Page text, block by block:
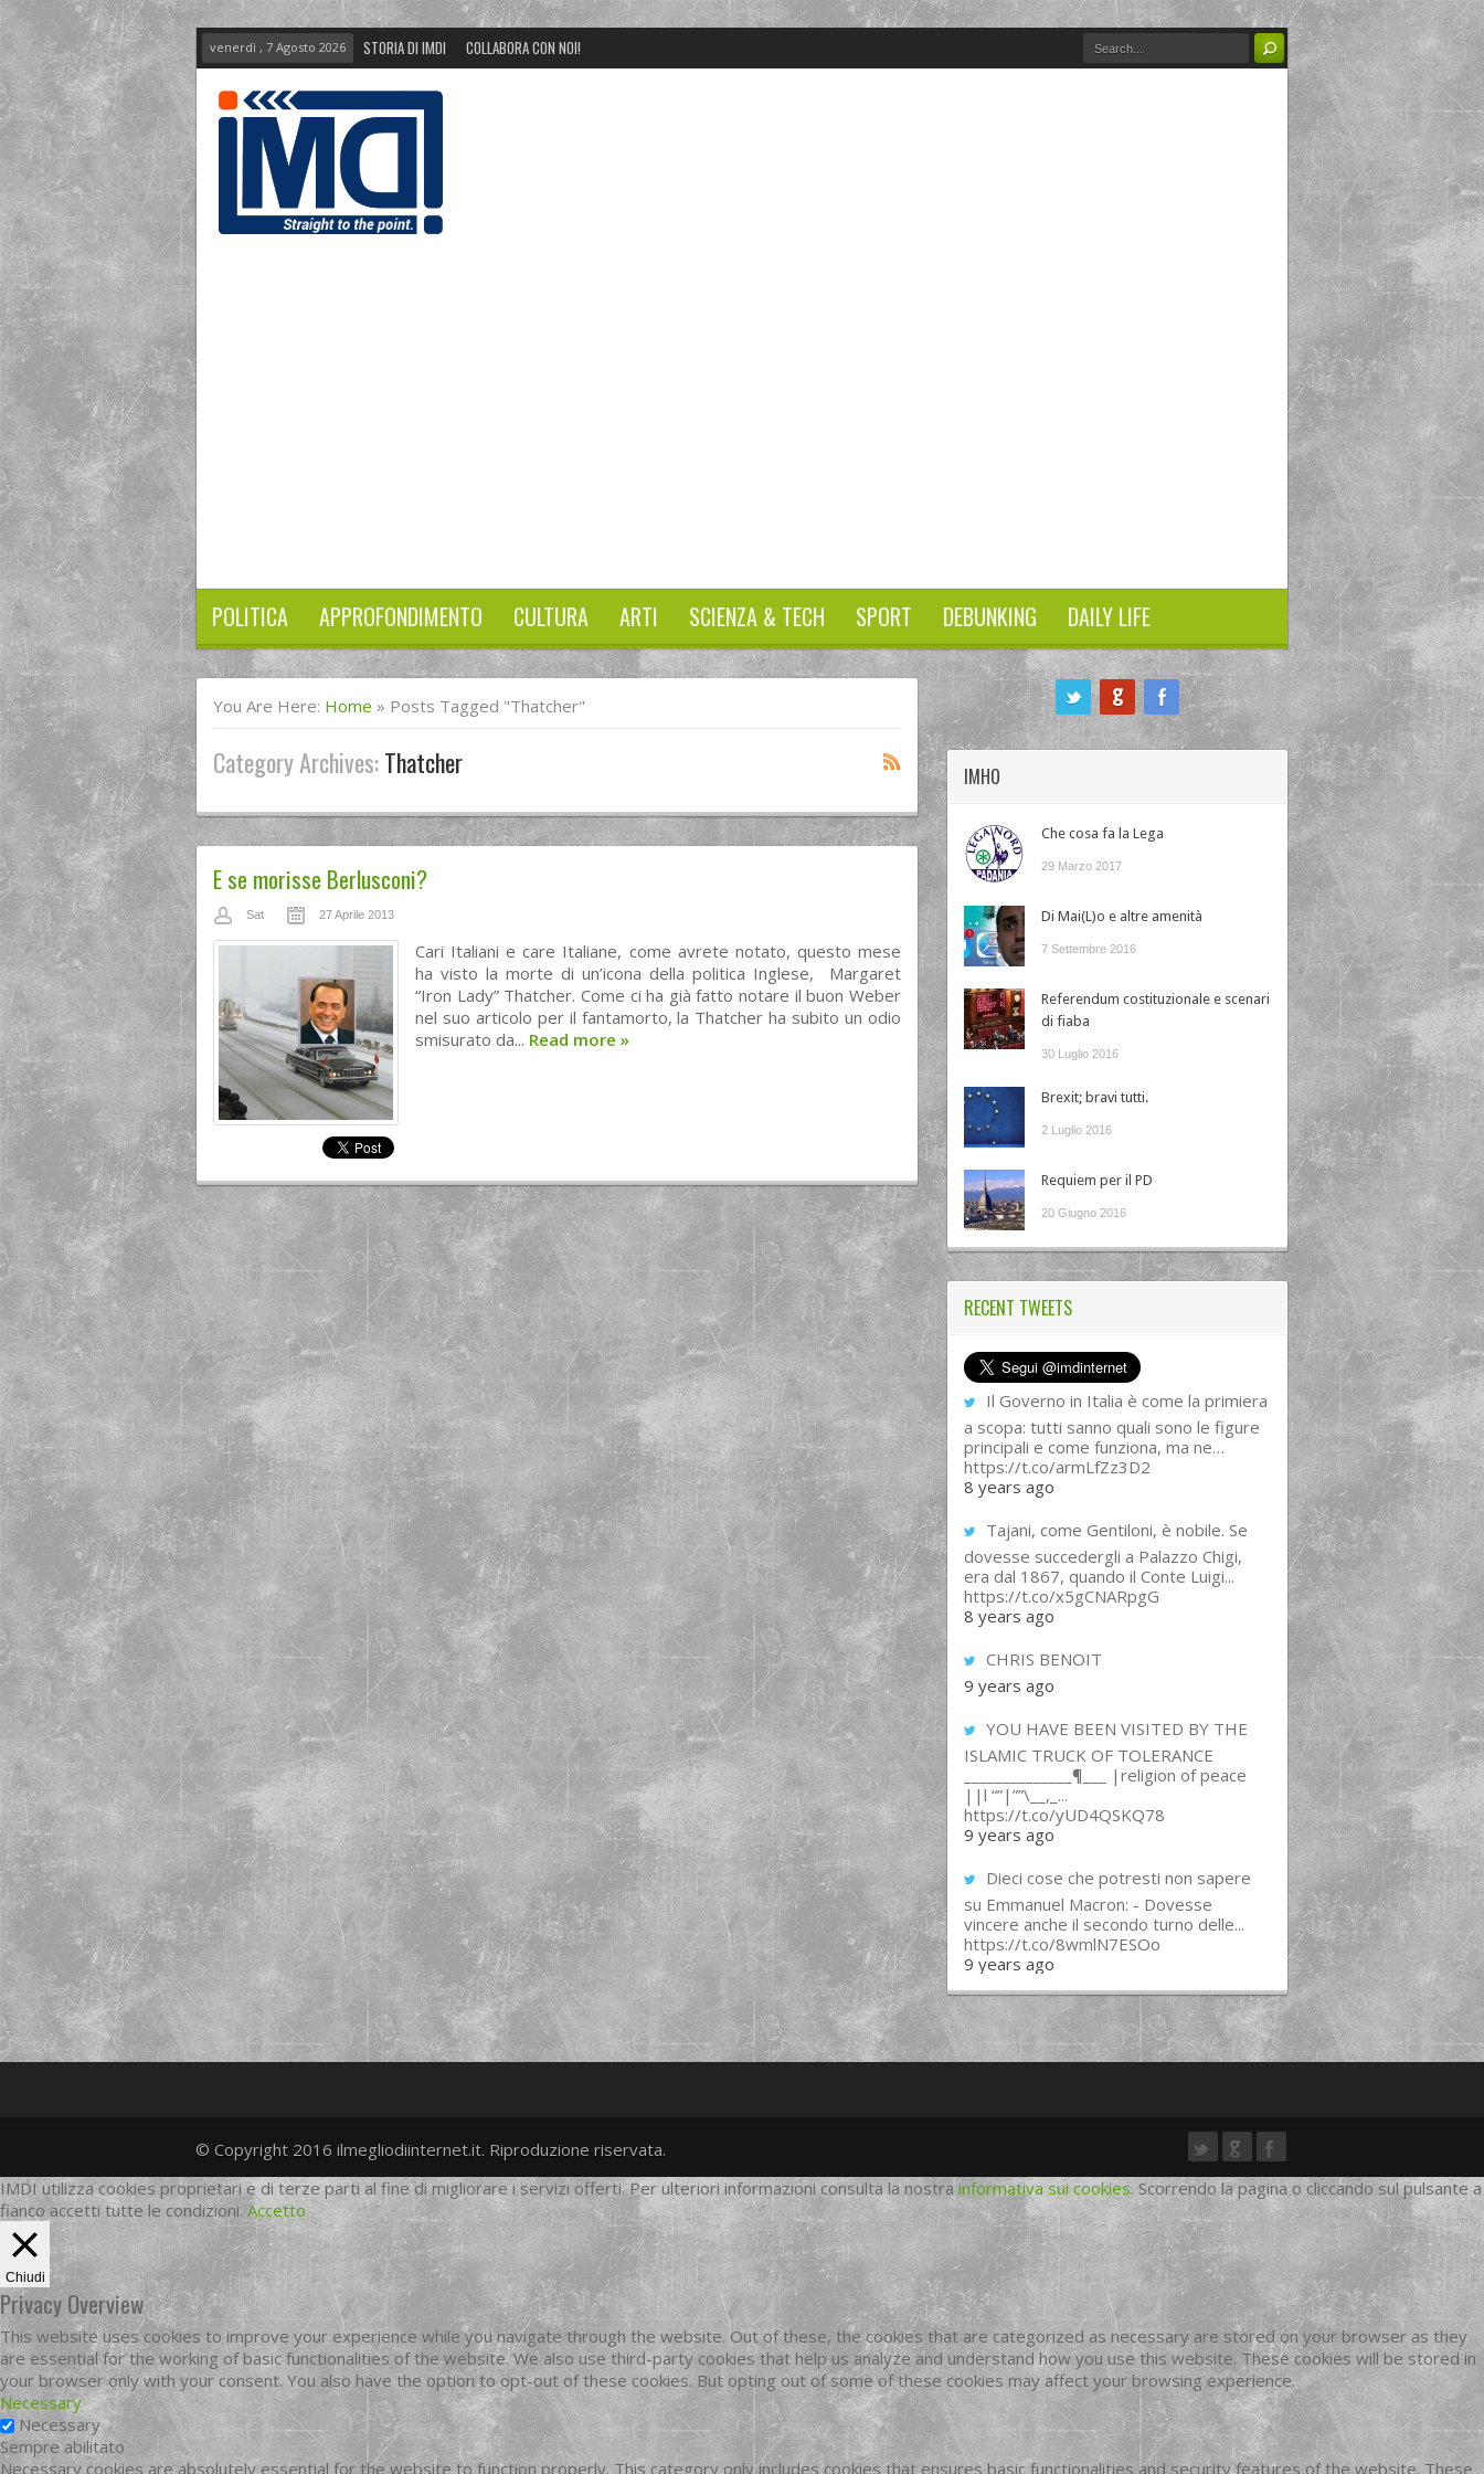
venerdì , 7 Agosto 2026 STORIA DI IMDI COLLABORA CON NOI!
POLITICA APPROFONDIMENTO CULTURA ARTI SCIENZA & TECH SPORT DEBUNKING DAILY LIFE
You Are Here: Home » Posts Tagged "thatcher"
Category Archives:Thatcher
E se morisse Berlusconi?
Sat 27 Aprile 2013
Cari Italiani e care Italiane, come avrete notato, questo mese
ha visto la morte di un’icona della politica Inglese, Margaret
“Iron Lady” Thatcher. Come ci ha già fatto notare il buon Weber
nel suo articolo per il fantamorto, la Thatcher ha subito un odio
smisurato da... Read more »
IMHO
Che cosa fa la Lega
29 Marzo 2017
Di Mai(L)o e altre amenità
7 Settembre 2016
Referendum costituzionale e scenari
di fiaba
30 Luglio 2016
Brexit; bravi tutti.
2 Luglio 2016
Requiem per il PD
20 Giugno 2016
RECENT TWEETS
Il Governo in Italia è come la primiera
a scopa: tutti sanno quali sono le figure
principali e come funziona, ma ne…
https://t.co/armLfZz3D2
8 years ago
Tajani, come Gentiloni, è nobile. Se
dovesse succedergli a Palazzo Chigi,
era dal 1867, quando il Conte Luigi...
https://t.co/x5gCNARpgG
8 years ago
CHRIS BENOIT
9 years ago
YOU HAVE BEEN VISITED BY THE
ISLAMIC TRUCK OF TOLERANCE
______________¶___ |religion of peace
||l “”|””\__,_...
https://t.co/yUD4QSKQ78
9 years ago
Dieci cose che potresti non sapere
su Emmanuel Macron: - Dovesse
vincere anche il secondo turno delle...
https://t.co/8wmlN7ESOo
9 years ago
twittergoogleplus
facebook
© Copyright 2016 ilmegliodiinternet.it. Riproduzione riservata.
IMDI utilizza cookies proprietari e di terze parti al fine di migliorare i servizi offerti. Per ulteriori informazioni consulta la nostra informativa sui cookies. Scorrendo la pagina o cliccando sul pulsante a
fianco accetti tutte le condizioni. Accetto
Chiudi
Privacy Overview
This website uses cookies to improve your experience while you navigate through the website. Out of these, the cookies that are categorized as necessary are stored on your browser as they
are essential for the working of basic functionalities of the website. We also use third-party cookies that help us analyze and understand how you use this website. These cookies will be stored in
your browser only with your consent. You also have the option to opt-out of these cookies. But opting out of some of these cookies may affect your browsing experience.
Necessary
Necessary
Sempre abilitato
Necessary cookies are absolutely essential for the website to function properly. This category only includes cookies that ensures basic functionalities and security features of the website. These